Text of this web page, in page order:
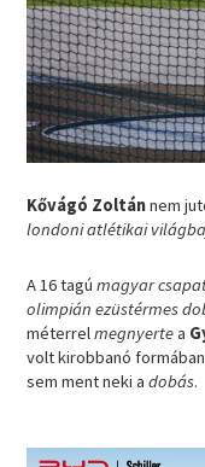
Kővágó Zoltánnem
londoni atlétikai
A 16 tagúmagyar
olimpián ezüstérmes
méterrelmegnyertea
volt kirobbanó
sem ment neki adobás.